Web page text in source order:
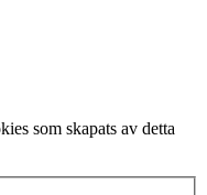
som skapats av detta